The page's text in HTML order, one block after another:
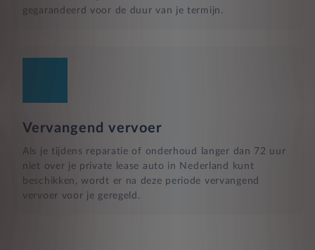
gegarandeerd voor de duur van je termijn.
Vervangend vervoer
Als je tijdens reparatie of onderhoud langer dan 72 uur
niet over je private lease auto in Nederland kunt
beschikken, wordt er na deze periode vervangend
vervoer voor je geregeld.